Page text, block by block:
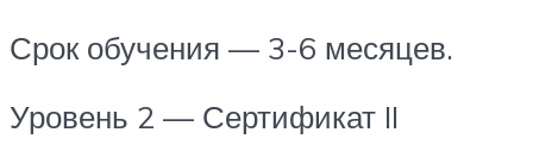
Срок обучения — 3-6 месяцев.
Уровень 2 — Сертификат II